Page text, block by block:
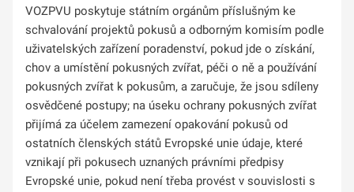
VOZPVU poskytuje státním orgánům příslušným ke
schvalování projektů pokusů a odborným komisím podle
uživatelských zařízení poradenství, pokud jde o získání,
chov a umístění pokusných zvířat, péči o ně a používání
pokusných zvířat k pokusům, a zaručuje, že jsou sdíleny
osvědčené postupy; na úseku ochrany pokusných zvířat
přijímá za účelem zamezení opakování pokusů od
ostatních členských států Evropské unie údaje, které
vznikají při pokusech uznaných právními předpisy
Evropské unie, pokud není třeba provést v souvislosti s